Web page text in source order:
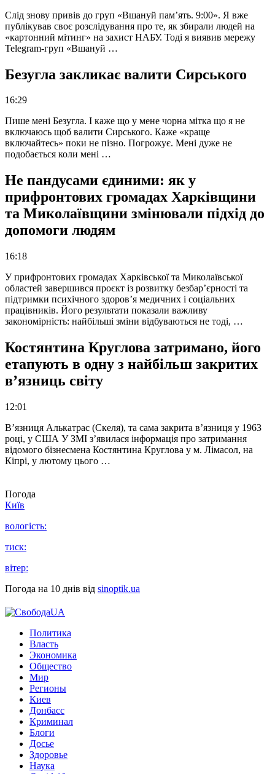
Слід знову привів до груп «Вшануй пам’ять. 9:00». Я вже
публікував своє розслідування про те, як збирали людей на
«картонний мітинг» на захист НАБУ. Тоді я виявив мережу
Telegram-груп «Вшануй …
Безугла закликає валити Сирського
16:29
Пише мені Безугла. І каже що у мене чорна мітка що я не
включаюсь щоб валити Сирського. Каже «краще
включайтесь» поки не пізно. Погрожує. Мені дуже не
подобається коли мені …
Не пандусами єдиними: як у
прифронтових громадах Харківщини
та Миколаївщини змінювали підхід до
допомоги людям
16:18
У прифронтових громадах Харківської та Миколаївської
областей завершився проєкт із розвитку безбар’єрності та
підтримки психічного здоров’я медичних і соціальних
працівників. Його результати показали важливу
закономірність: найбільші зміни відбуваються не тоді, …
Костянтина Круглова затримано, його
етапують в одну з найбільш закритих
в’язниць світу
12:01
В’язниця Алькатрас (Скеля), та сама закрита в’язниця у 1963
році, у США У ЗМІ з’явилася інформація про затримання
відомого бізнесмена Костянтина Круглова у м. Лімасол, на
Кіпрі, у лютому цього …
Погода
Київ
вологість:
тиск:
вітер:
Погода на 10 днів від sinoptik.ua
Политика
Власть
Экономика
Общество
Мир
Регионы
Киев
Донбасс
Криминал
Блоги
Досье
Здоровье
Наука